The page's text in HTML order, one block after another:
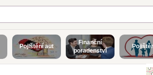
Pojištění aut
Finanční
poradenství